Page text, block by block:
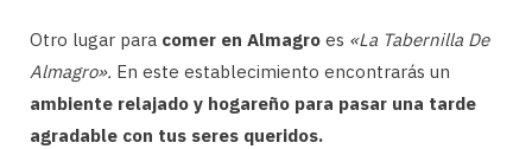
Otro lugar para comer en Almagro es «La Tabernilla De
Almagro». En este establecimiento encontrarás un
ambiente relajado y hogareño para pasar una tarde
agradable con tus seres queridos.